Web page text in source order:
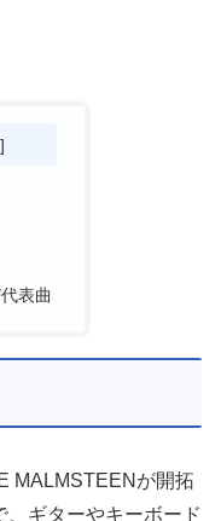
表曲
MALMSTEENが開拓
、ギターやキーボード